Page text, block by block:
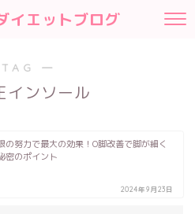
イエットブログ
―
インソール
の努力で最大の効果！O脚改善で脚が細く
密のポイント
2024年9月23日